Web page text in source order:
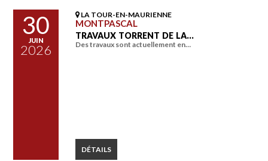
30
JUIN
2026
LA TOUR-EN-MAURIENNE
MONTPASCAL
TRAVAUX TORRENT DE LA…
Des travaux sont actuellement en…
DÉTAILS